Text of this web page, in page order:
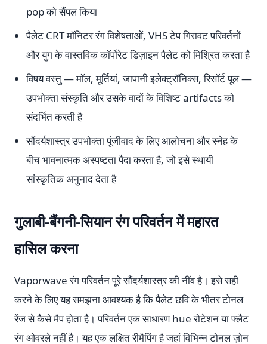
pop को सैंपल किया
पैलेट CRT मॉनिटर रंग विशेषताओं, VHS टेप गिरावट परिवर्तनों
और युग के वास्तविक कॉर्पोरेट डिज़ाइन पैलेट को मिश्रित करता है
विषय वस्तु — मॉल, मूर्तियां, जापानी इलेक्ट्रॉनिक्स, रिसॉर्ट पूल —
उपभोक्ता संस्कृति और उसके वादों के विशिष्ट artifacts को
संदर्भित करती है
सौंदर्यशास्त्र उपभोक्ता पूंजीवाद के लिए आलोचना और स्नेह के
बीच भावनात्मक अस्पष्टता पैदा करता है, जो इसे स्थायी
सांस्कृतिक अनुनाद देता है
गुलाबी-बैंगनी-सियान रंग परिवर्तन में महारत
हासिल करना
Vaporwave रंग परिवर्तन पूरे सौंदर्यशास्त्र की नींव है। इसे सही
करने के लिए यह समझना आवश्यक है कि पैलेट छवि के भीतर टोनल
रेंज से कैसे मैप होता है। परिवर्तन एक साधारण hue रोटेशन या फ्लैट
रंग ओवरले नहीं है। यह एक लक्षित रीमैपिंग है जहां विभिन्न टोनल ज़ोन